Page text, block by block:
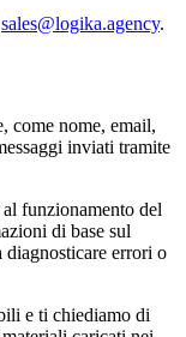
sales@logika.agency.
come nome, email,
inviati tramite
funzionamento del
di base sul
diagnosticare errori o
e ti chiediamo di